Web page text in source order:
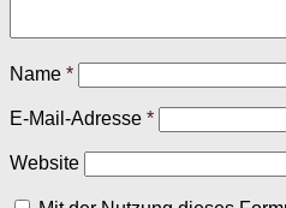
Name *
E-Mail-Adresse *
Website